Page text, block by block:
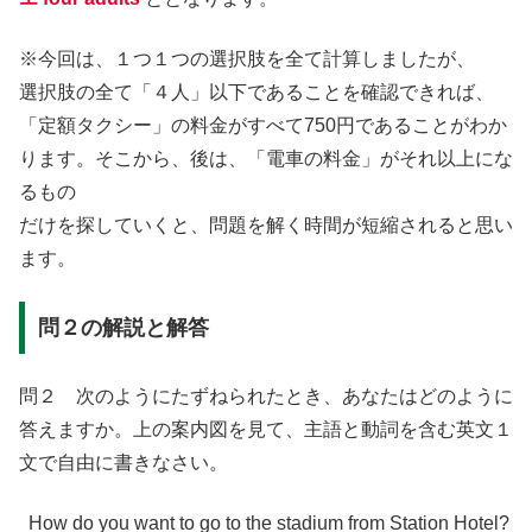
※今回は、１つ１つの選択肢を全て計算しましたが、
選択肢の全て「４人」以下であることを確認できれば、
「定額タクシー」の料金がすべて750円であることがわか
ります。そこから、後は、「電車の料金」がそれ以上にな
るもの
だけを探していくと、問題を解く時間が短縮されると思い
ます。
問２の解説と解答
問２ 次のようにたずねられたとき、あなたはどのように
答えますか。上の案内図を見て、主語と動詞を含む英文１
文で自由に書きなさい。
How do you want to go to the stadium from Station Hotel?